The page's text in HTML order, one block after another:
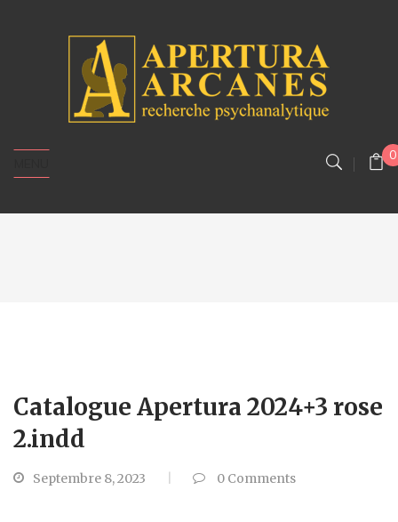
0
Catalogue Apertura 2024+3 rose
2.indd
Septembre 8, 2023 0 Comments